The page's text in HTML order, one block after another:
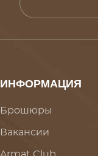
ИНФОРМАЦИЯ
Брошюры
Вакансии